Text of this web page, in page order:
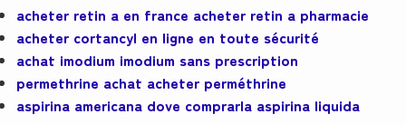
acheter retin a en france acheter retin a pharmacie
acheter cortancyl en ligne en toute sécurité
achat imodium imodium sans prescription
permethrine achat acheter perméthrine
aspirina americana dove comprarla aspirina liquida